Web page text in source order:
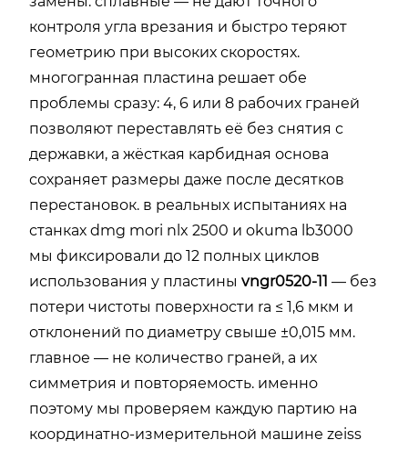
контроля угла врезания и быстро теряют
геометрию при высоких скоростях.
многогранная пластина решает обе
проблемы сразу: 4, 6 или 8 рабочих граней
позволяют переставлять её без снятия с
державки, а жёсткая карбидная основа
сохраняет размеры даже после десятков
перестановок. в реальных испытаниях на
станках dmg mori nlx 2500 и okuma lb3000
мы фиксировали до 12 полных циклов
использования у пластины vngr0520-11 — без
потери чистоты поверхности ra ≤ 1,6 мкм и
отклонений по диаметру свыше ±0,015 мм.
главное — не количество граней, а их
симметрия и повторяемость. именно
поэтому мы проверяем каждую партию на
координатно-измерительной машине zeiss